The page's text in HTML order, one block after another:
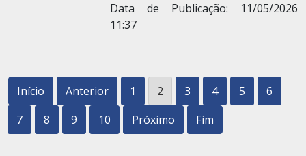
Data de Publicação: 11/05/2026
11:37
Início Anterior 1 2 3 4 5
6
7
8 9 10 Próximo Fim